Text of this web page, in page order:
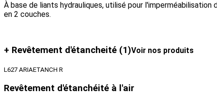
À base de liants hydrauliques, utilisé pour
en 2 couches.
+ Revêtement d'étancheité (1)Voir nos produits
L627 ARIAETANCH R
Revêtement d'étanchéité à l'air